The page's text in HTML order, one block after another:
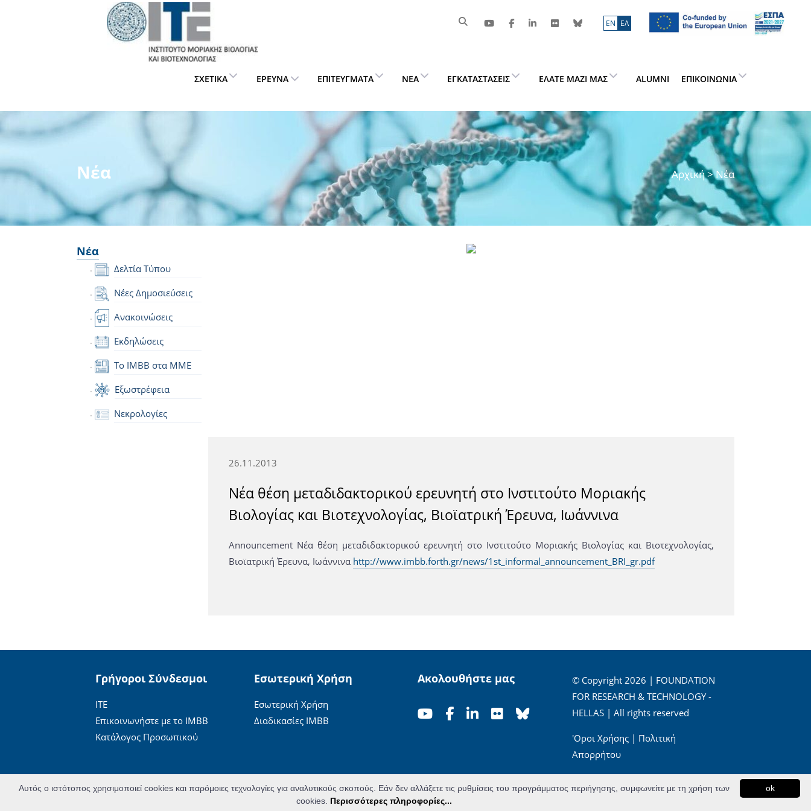
ΕN ΕΛ
ΣΧΕΤΙΚΆ ΈΡΕΥΝΑ ΕΠΙΤΕΎΓΜΑΤΑ ΝΈΑ ΕΓΚΑΤΑΣΤΆΣΕΙΣ ΕΛΆΤΕ ΜΑΖΊ ΜΑΣ ALUMNI ΕΠΙΚΟΙΝΩΝΊΑ
Νέα Αρχική> Νέα
Νέα
Δελτία Τύπου
Νέες Δημοσιεύσεις
Ανακοινώσεις
Εκδηλώσεις
Το IMBB στα ΜΜΕ
Εξωστρέφεια
Νεκρολογίες
26.11.2013
Νέα θέση μεταδιδακτορικού ερευνητή στο Ινστιτούτο Μοριακής
Βιολογίας και Βιοτεχνολογίας, Βιοϊατρική Έρευνα, Ιωάννινα
Announcement Νέα θέση μεταδιδακτορικού ερευνητή στο Ινστιτούτο Μοριακής Βιολογίας και Βιοτεχνολογίας,
Βιοϊατρική Έρευνα, Ιωάννινα http://www.imbb.forth.gr/news/1st_informal_announcement_BRI_gr.pdf
Γρήγοροι Σύνδεσμοι
ΙΤΕ
Επικοινωνήστε με το ΙΜΒΒ
Κατάλογος Προσωπικού
Εσωτερική Χρήση
Εσωτερική Χρήση
Διαδικασίες ΙΜΒΒ
Ακολουθήστε μας
© Copyright 2026 | FOUNDATION
FOR RESEARCH & TECHNOLOGY -
HELLAS | All rights reserved
'Οροι Χρήσης| Πολιτική
Απορρήτου
ok
Αυτός ο ιστότοπος χρησιμοποιεί cookies και παρόμοιες τεχνολογίες για αναλυτικούς σκοπούς. Εάν δεν αλλάξετε τις ρυθμίσεις του προγράμματος περιήγησης, συμφωνείτε με τη χρήση των
cookies. Περισσότερες πληροφορίες...